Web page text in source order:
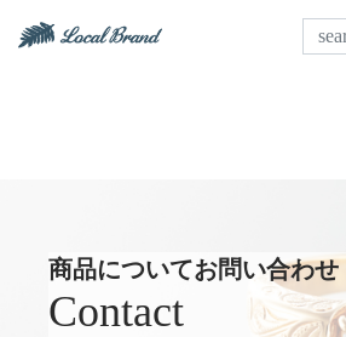
ご来
商品についてお問い合わせ
Contact